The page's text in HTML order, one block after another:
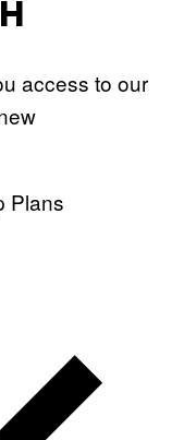
access to our
Plans